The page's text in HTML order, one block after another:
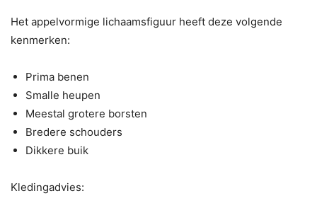
Het appelvormige lichaamsfiguur heeft deze volgende
kenmerken:
Prima benen
Smalle heupen
Meestal grotere borsten
Bredere schouders
Dikkere buik
Kledingadvies: